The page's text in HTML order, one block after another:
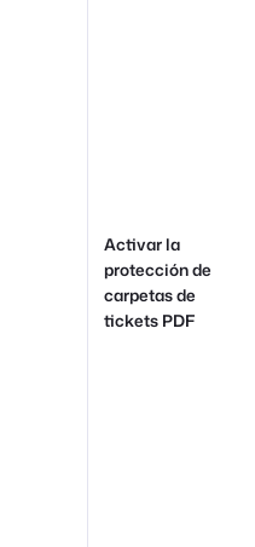
Activar la
protección de
carpetas de
tickets PDF